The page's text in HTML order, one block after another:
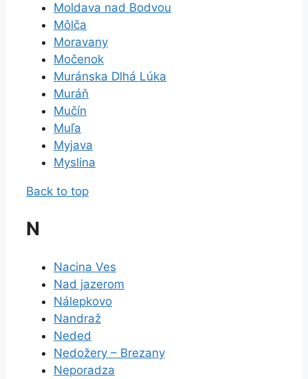
Moldava nad Bodvou
Môlča
Moravany
Močenok
Muránska Dlhá Lúka
Muráň
Mučín
Muľa
Myjava
Myslina
Back to top
N
Nacina Ves
Nad jazerom
Nálepkovo
Nandraž
Neded
Nedožery – Brezany
Neporadza